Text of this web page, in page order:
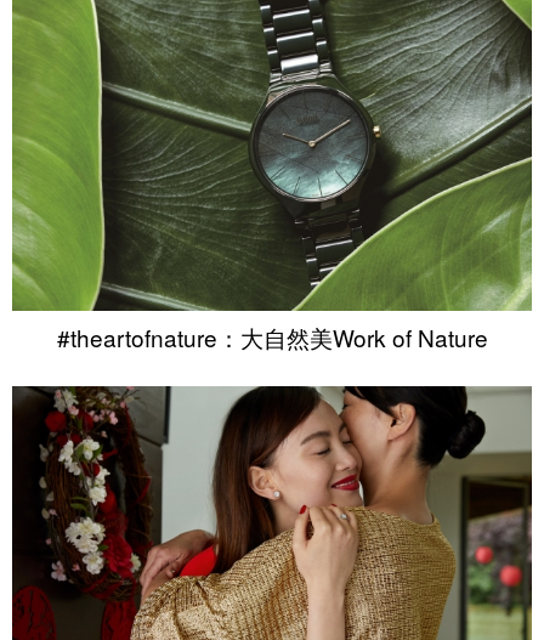
#theartofnature：大自然美Work of Nature